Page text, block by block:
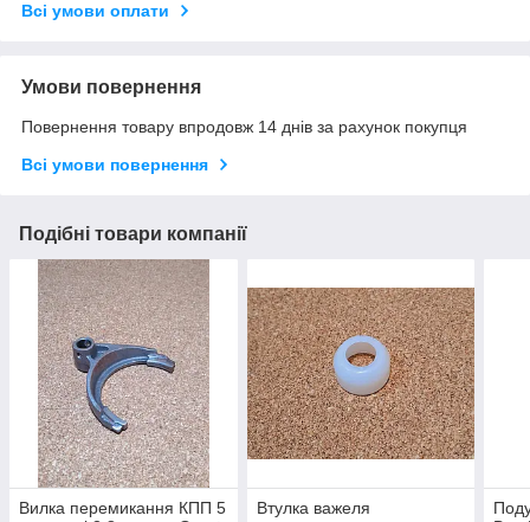
Всі умови оплати
Умови повернення
Повернення товару впродовж 14 днів за рахунок покупця
Всі умови повернення
Подібні товари компанії
Вилка перемикання КПП 5
Втулка важеля